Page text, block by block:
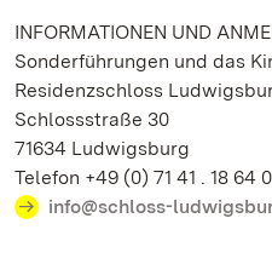
INFORMATIONEN UND
Sonderführungen und das
Residenzschloss
Schlossstraße 30
71634 Ludwigsburg
Telefon +49 (0) 71 41 . 18 64
info@schloss-